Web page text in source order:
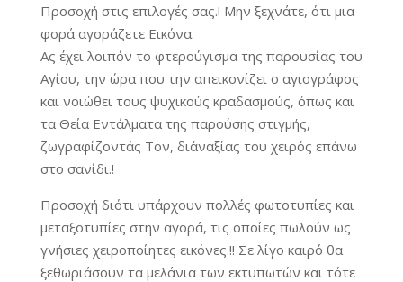
Προσοχή στις επιλογές σας.! Μην ξεχνάτε, ότι μια
φορά αγοράζετε Εικόνα.
Ας έχει λοιπόν το φτερούγισμα της παρουσίας του
Αγίου, την ώρα που την απεικονίζει ο αγιογράφος
και νοιώθει τους ψυχικούς κραδασμούς, όπως και
τα Θεία Εντάλματα της παρούσης στιγμής,
ζωγραφίζοντάς Τον, δι΄αναξίας του χειρός επάνω
στο σανίδι.!
Προσοχή διότι υπάρχουν πολλές φωτοτυπίες και
μεταξοτυπίες στην αγορά, τις οποίες πωλούν ως
γνήσιες χειροποίητες εικόνες.!! Σε λίγο καιρό θα
ξεθωριάσουν τα μελάνια των εκτυπωτών και τότε